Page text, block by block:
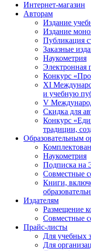
Интернет-магазин
Авторам
Издание
Издание
Публикация
Заказные
Наукометрия
Электронная
Конкурс
XI
и учебную
V
Скидка для
Конкурс
традиции,
Образовательным
Наукометрия
Подписка на
Совместные
Книги,
Издателям
Размещение
Совместные
Прайс-листы
Для учебных
Для